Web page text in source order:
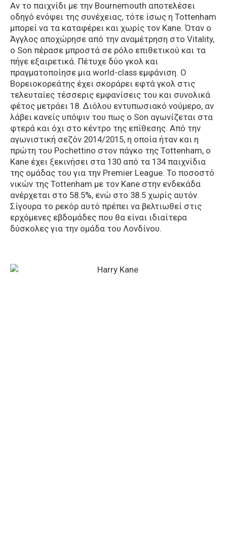
Αν το παιχνίδι με την Bournemouth αποτελέσει
οδηγό ενόψει της συνέχειας, τότε ίσως η Tottenham
μπορεί να τα καταφέρει και χωρίς τον Kane. Όταν ο
Άγγλος αποχώρησε από την αναμέτρηση στο Vitality,
ο Son πέρασε μπροστά σε ρόλο επιθετικού και τα
πήγε εξαιρετικά. Πέτυχε δύο γκολ και
πραγματοποίησε μια world-class εμφάνιση. Ο
Βορειοκορεάτης έχει σκοράρει εφτά γκολ στις
τελευταίες τέσσερις εμφανίσεις του και συνολικά
φέτος μετράει 18. Διόλου εντυπωσιακό νούμερο, αν
λάβει κανείς υπόψιν του πως ο Son αγωνίζεται στα
φτερά και όχι στο κέντρο της επίθεσης. Από την
αγωνιστική σεζόν 2014/2015, η οποία ήταν και η
πρώτη του Pochettino στον πάγκο της Tottenham, ο
Kane έχει ξεκινήσει στα 130 από τα 134 παιχνίδια
της ομάδας του για την Premier League. Το ποσοστό
νικών της Tottenham με τον Kane στην ενδεκάδα
ανέρχεται στο 58.5%, ενώ στο 38.5 χωρίς αυτόν.
Σίγουρα το ρεκόρ αυτό πρέπει να βελτιωθεί στις
ερχόμενες εβδομάδες που θα είναι ιδιαίτερα
δύσκολες για την ομάδα του Λονδίνου.